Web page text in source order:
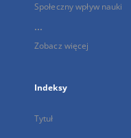
Społeczny wpływ nauki
...
Zobacz więcej
Indeksy
Tytuł